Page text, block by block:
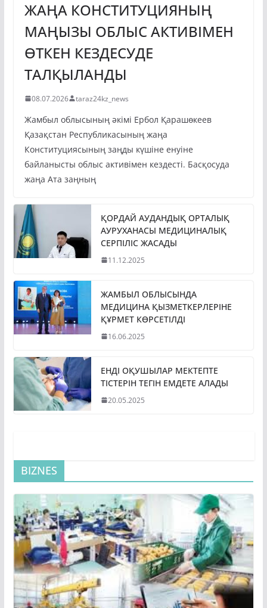
ЖАҢА КОНСТИТУЦИЯНЫҢ
МАҢЫЗЫ ОБЛЫС АКТИВІМЕН
ӨТКЕН КЕЗДЕСУДЕ
ТАЛҚЫЛАНДЫ
08.07.2026 taraz24kz_news
Жамбыл облысының әкімі Ербол Қарашөкеев
Қазақстан Республикасының жаңа
Конституциясының заңды күшіне енуіне
байланысты облыс активімен кездесті. Басқосуда
жаңа Ата заңның
ҚОРДАЙ АУДАНДЫҚ ОРТАЛЫҚ
АУРУХАНАСЫ МЕДИЦИНАЛЫҚ
СЕРПІЛІС ЖАСАДЫ
11.12.2025
ЖАМБЫЛ ОБЛЫСЫНДА
МЕДИЦИНА ҚЫЗМЕТКЕРЛЕРІНЕ
ҚҰРМЕТ КӨРСЕТІЛДІ
16.06.2025
ЕНДІ ОҚУШЫЛАР МЕКТЕПТЕ
ТІСТЕРІН ТЕГІН ЕМДЕТЕ АЛАДЫ
20.05.2025
BIZNES